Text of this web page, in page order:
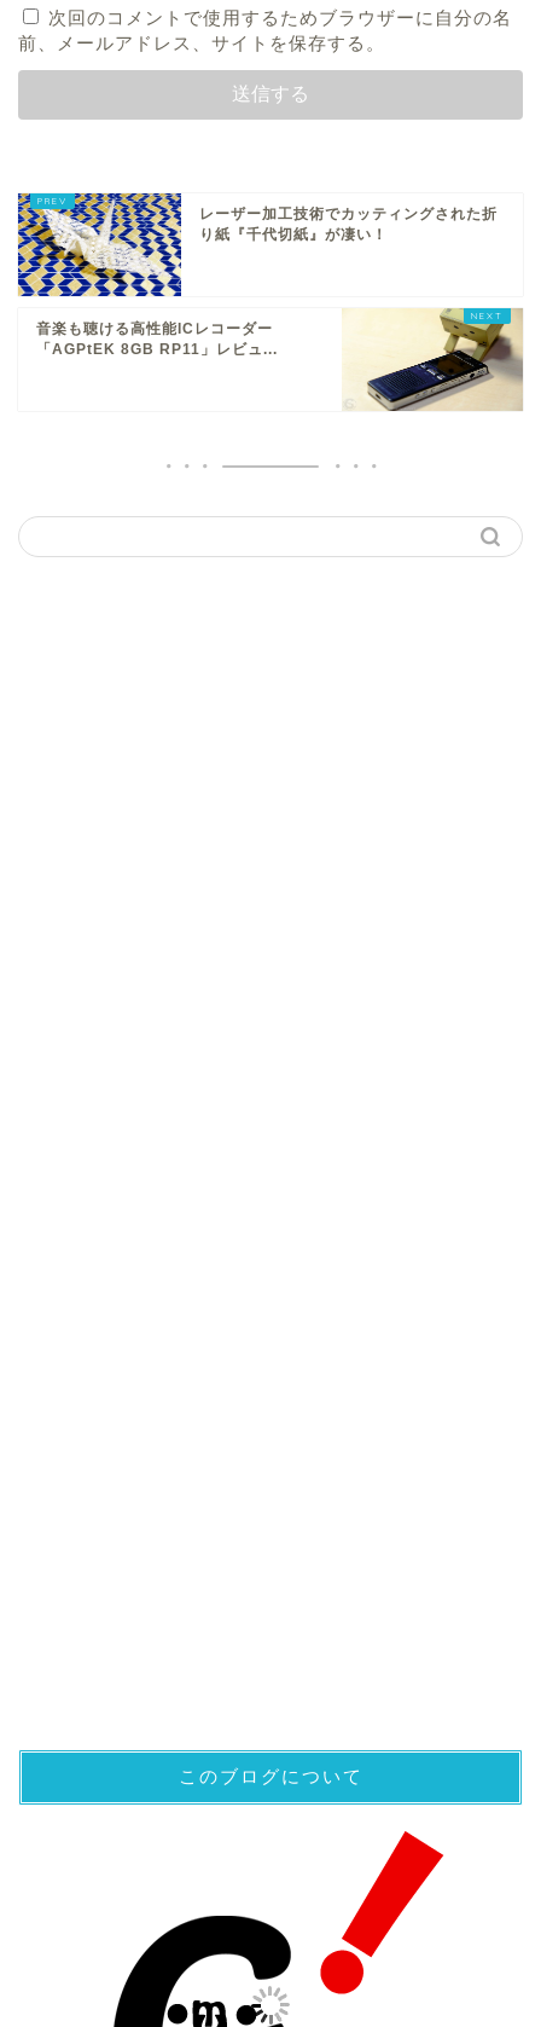
次回のコメントで使用するためブラウザーに自分の名
前、メールアドレス、サイトを保存する。
レーザー加工技術でカッティングされた折
り紙『千代切紙』が凄い！
音楽も聴ける高性能ICレコーダー
「AGPtEK 8GB RP11」レビュ...
このブログについて